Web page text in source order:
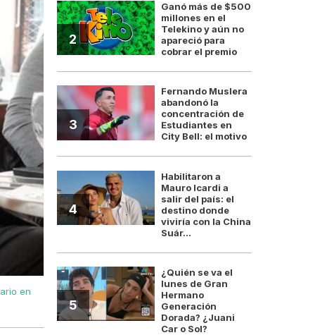
en Manuel Adorni y Patricia Bullrich protagonizaron
2
Ganó más de $500
millones en el
Telekino y aún no
apareció para
cobrar el premio
3
Fernando Muslera
abandonó la
concentración de
Estudiantes en
City Bell: el motivo
4
Habilitaron a
Mauro Icardi a
salir del país: el
destino donde
viviría con la China
Suár...
5
¿Quién se va el
lunes de Gran
Hermano
Generación
Dorada? ¿Juani
Car o Sol?